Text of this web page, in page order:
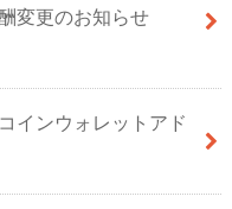
変更のお知らせ
インウォレットアド